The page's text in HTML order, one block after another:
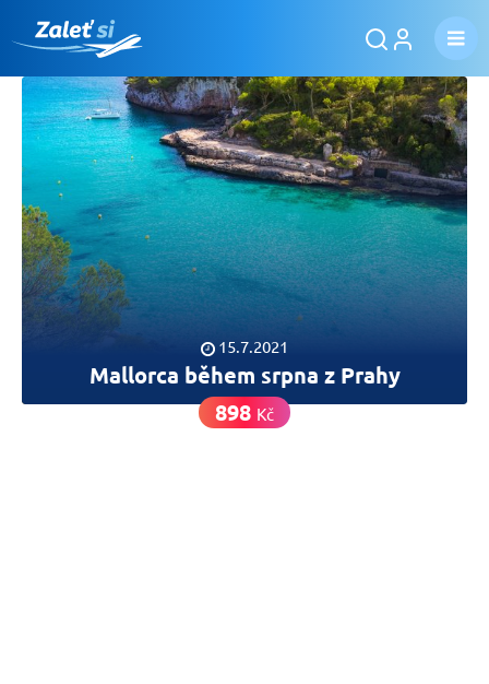
15.7.2021
Mallorca během srpna z Prahy
898 Kč